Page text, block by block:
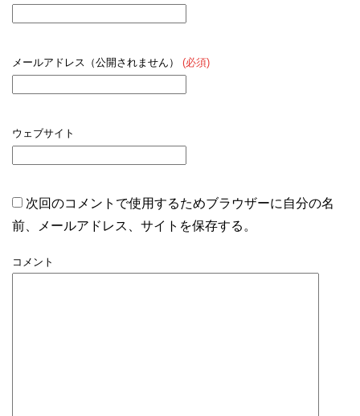
メールアドレス（公開されません） (必須)
ウェブサイト
次回のコメントで使用するためブラウザーに自分の名
前、メールアドレス、サイトを保存する。
コメント